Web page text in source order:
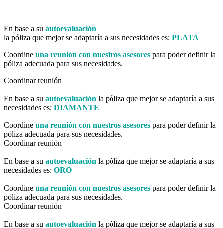
En base a su autoevaluación
la póliza que mejor se adaptaría a sus necesidades es: PLATA
Coordine una reunión con nuestros asesores para poder definir la
póliza adecuada para sus necesidades.
Coordinar reunión
En base a su autoevaluación la póliza que mejor se adaptaría a sus
necesidades es: DIAMANTE
Coordine una reunión con nuestros asesores para poder definir la
póliza adecuada para sus necesidades.
Coordinar reunión
En base a su autoevaluación la póliza que mejor se adaptaría a sus
necesidades es: ORO
Coordine una reunión con nuestros asesores para poder definir la
póliza adecuada para sus necesidades.
Coordinar reunión
En base a su autoevaluación la póliza que mejor se adaptaría a sus